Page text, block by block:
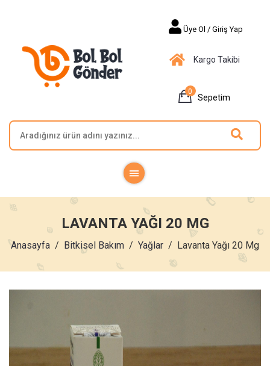
Üye Ol / Giriş Yap
Kargo Takibi
0
Sepetim
LAVANTA YAĞI 20 MG
Anasayfa Bitkisel Bakım Yağlar Lavanta Yağı 20 Mg